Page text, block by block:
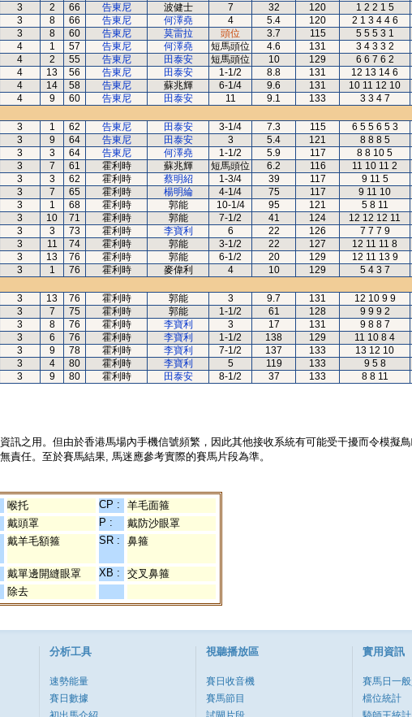
3 2 66 告東尼 波健士 7 32 120 1 2 2 1 5
3 8 66 告東尼 何澤堯 4 5.4 120 2 1 3 4 4 6
3 8 60 告東尼 莫雷拉 頭位 3.7 115 5 5 5 3 1
4 1 57 告東尼 何澤堯 短馬頭位 4.6 131 3 4 3 3 2
4 2 55 告東尼 田泰安 短馬頭位 10 129 6 6 7 6 2
4 13 56 告東尼 田泰安 1-1/2 8.8 131 12 13 14 6
4 14 58 告東尼 蘇兆輝 6-1/4 9.6 131 10 11 12 10
4 9 60 告東尼 田泰安 11 9.1 133 3 3 4 7
3 1 62 告東尼 田泰安 3-1/4 7.3 115 6 5 5 6 5 3
3 9 64 告東尼 田泰安 3 5.4 121 8 8 8 5
3 3 64 告東尼 何澤堯 1-1/2 5.9 117 8 8 10 5
3 7 61 霍利時 蘇兆輝 短馬頭位 6.2 116 11 10 11 2
3 3 62 霍利時 蔡明紹 1-3/4 39 117 9 11 5
3 7 65 霍利時 楊明綸 4-1/4 75 117 9 11 10
3 1 68 霍利時 郭能 10-1/4 95 121 5 8 11
3 10 71 霍利時 郭能 7-1/2 41 124 12 12 12 11
3 3 73 霍利時 李寶利 6 22 126 7 7 7 9
3 11 74 霍利時 郭能 3-1/2 22 127 12 11 11 8
3 13 76 霍利時 郭能 6-1/2 20 129 12 11 13 9
3 1 76 霍利時 麥偉利 4 10 129 5 4 3 7
3 13 76 霍利時 郭能 3 9.7 131 12 10 9 9
3 7 75 霍利時 郭能 1-1/2 61 128 9 9 9 2
3 8 76 霍利時 李寶利 3 17 131 9 8 8 7
3 6 76 霍利時 李寶利 1-1/2 138 129 11 10 8 4
3 9 78 霍利時 李寶利 7-1/2 137 133 13 12 10
3 4 80 霍利時 李寶利 5 119 133 9 5 8
3 9 80 霍利時 田泰安 8-1/2 37 133 8 8 11
訊之用。但由於香港馬場內手機信號頻繁，因此其他接收系統有可能受干擾而令模擬
責任。至於賽馬結果, 馬迷應參考實際的賽馬片段為準。
喉托 CP :
羊毛面箍
戴頭罩 P :
戴防沙眼罩
戴羊毛額箍 SR : 鼻箍
戴單邊開縫眼罩 XB :
交叉鼻箍
除去
分析工具
速勢能量
賽日數據
視聽播放區
賽日收音機
賽馬節目
實用資訊
賽馬日一
檔位統計